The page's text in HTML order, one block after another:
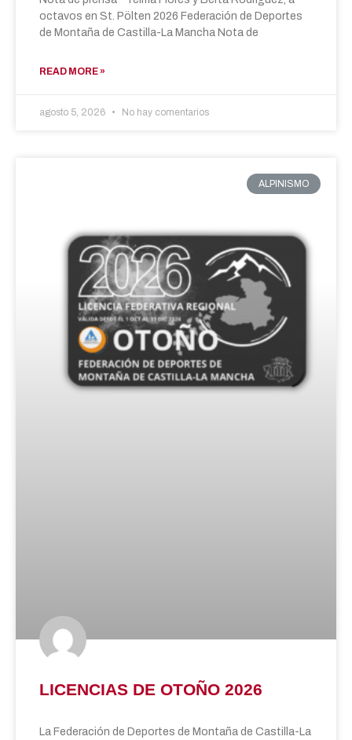
octavos en St. Pölten 2026 Federación de Deportes
de Montaña de Castilla-La Mancha Nota de
READ MORE »
agosto 5, 2026 No hay comentarios
ALPINISMO
LICENCIAS DE OTOÑO 2026
La Federación de Deportes de Montaña de Castilla-La